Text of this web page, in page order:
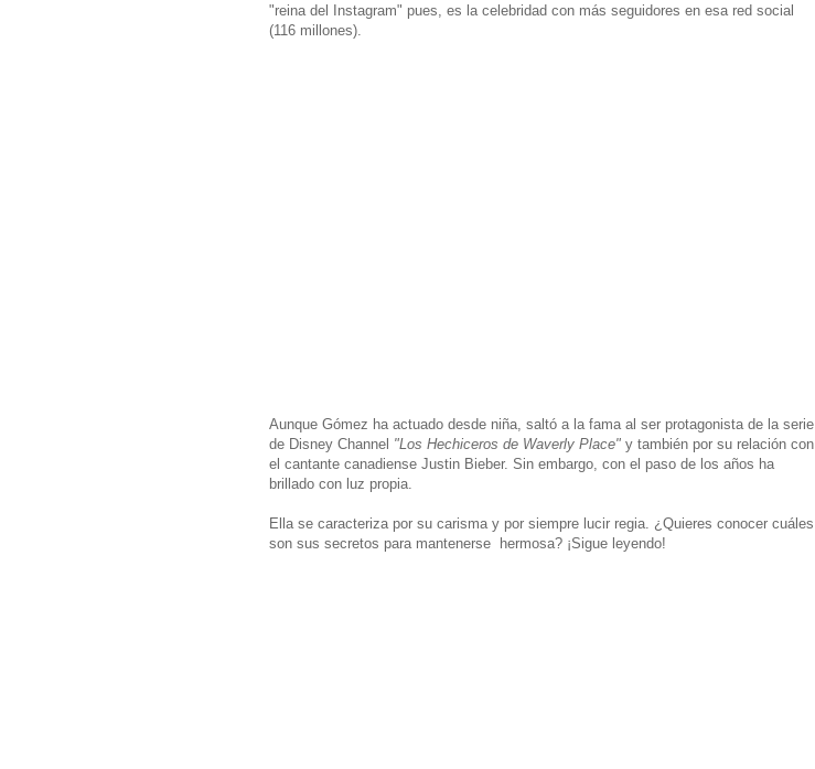
"reina del Instagram" pues, es la celebridad con más seguidores en esa red social
(116 millones).
Aunque Gómez ha actuado desde niña, saltó a la fama al ser protagonista de la serie
de Disney Channel "Los Hechiceros de Waverly Place" y también por su relación con
el cantante canadiense Justin Bieber. Sin embargo, con el paso de los años ha
brillado con luz propia.
Ella se caracteriza por su carisma y por siempre lucir regia. ¿Quieres conocer cuáles
son sus secretos para mantenerse hermosa? ¡Sigue leyendo!